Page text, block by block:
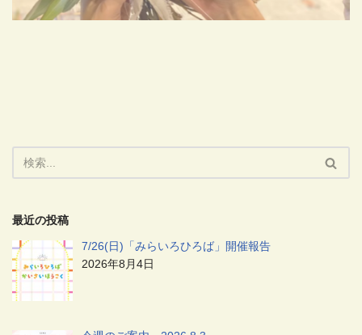
最近の投稿
7/26(日)「みらいろひろば」開催報告
2026年8月4日